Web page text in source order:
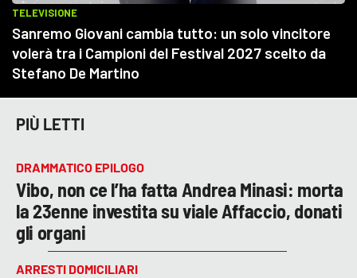
PIÙ LETTI
DRAMMATICO EPILOGO
Vibo, non ce l’ha fatta Andrea Minasi: morta
la 23enne investita su viale Affaccio, donati
gli organi
ARRESTI DOMICILIARI